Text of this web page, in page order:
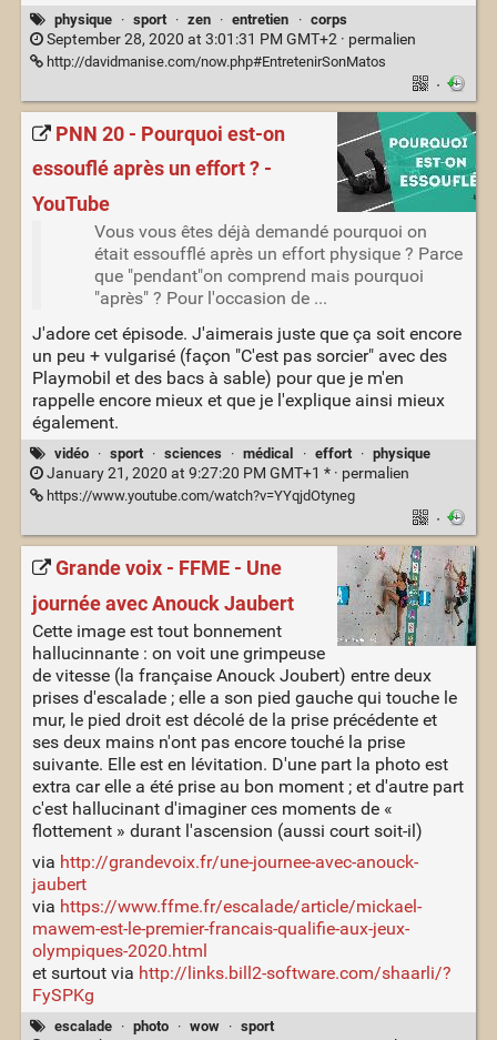
physique · sport · zen · entretien · corps
September 28, 2020 at 3:01:31 PM GMT+2 · permalien
http://davidmanise.com/now.php#EntretenirSonMatos
·
PNN 20 - Pourquoi est-on
essouflé après un effort ? -
YouTube
Vous vous êtes déjà demandé pourquoi on
était essoufflé après un effort physique ? Parce
que "pendant"on comprend mais pourquoi
"après" ? Pour l'occasion de ...
J'adore cet épisode. J'aimerais juste que ça soit encore
un peu + vulgarisé (façon "C'est pas sorcier" avec des
Playmobil et des bacs à sable) pour que je m'en
rappelle encore mieux et que je l'explique ainsi mieux
également.
vidéo · sport · sciences · médical · effort · physique
January 21, 2020 at 9:27:20 PM GMT+1 * · permalien
https://www.youtube.com/watch?v=YYqjdOtyneg
·
Grande voix - FFME - Une
journée avec Anouck Jaubert
Cette image est tout bonnement
hallucinnante : on voit une grimpeuse
de vitesse (la française Anouck Joubert) entre deux
prises d'escalade ; elle a son pied gauche qui touche le
mur, le pied droit est décolé de la prise précédente et
ses deux mains n'ont pas encore touché la prise
suivante. Elle est en lévitation. D'une part la photo est
extra car elle a été prise au bon moment ; et d'autre part
c'est hallucinant d'imaginer ces moments de «
flottement » durant l'ascension (aussi court soit-il)
via http://grandevoix.fr/une-journee-avec-anouck-
jaubert
via https://www.ffme.fr/escalade/article/mickael-
mawem-est-le-premier-francais-qualifie-aux-jeux-
olympiques-2020.html
et surtout via http://links.bill2-software.com/shaarli/?
FySPKg
escalade · photo · wow · sport